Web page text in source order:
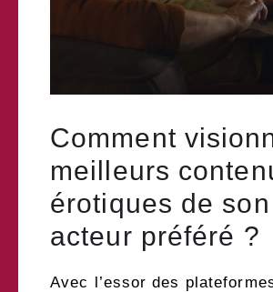
Comment
meilleurs
érotiques de son
acteur préféré ?
Avec l’essor des